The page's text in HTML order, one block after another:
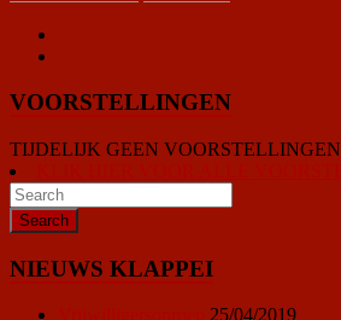
VOORSTELLINGEN
TIJDELIJK GEEN VOORSTELLINGEN
NIEUWS KLAPPEI
25/04/2019